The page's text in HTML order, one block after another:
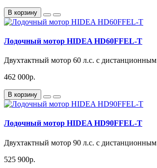
В корзину
Лодочный мотор HIDEA HD60FFEL-T
Двухтактный мотор 60 л.с. с
462 000р.
В корзину
Лодочный мотор HIDEA HD90FFEL-T
Двухтактный мотор 90 л.с. с
525 900р.